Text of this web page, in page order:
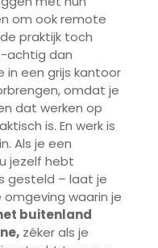
om ook remote
praktijk toch
achtig dan
in een grijs kantoor
omdat je
dat werken op
is. En werk is
Als je een
jezelf hebt
gesteld – laat je
waarin je
buitenland
zéker als je